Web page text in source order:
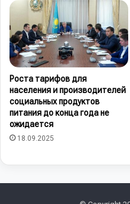
Роста тарифов для
населения и производителей
социальных продуктов
питания до конца года не
ожидается
18.09.2025